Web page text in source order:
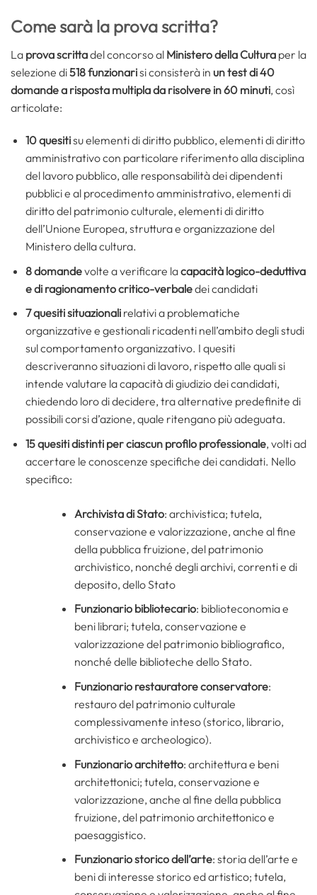
Come sarà la prova scritta?
La prova scrittadel concorso al Ministero della Cultura per la
selezione di518 funzionarisi consisterà in un test di 40
domande a risposta multipla da risolvere in 60 minuti, così
articolate:
10 quesitisu elementi di diritto pubblico, elementi di diritto
amministrativo con particolare riferimento alla disciplina
del lavoro pubblico, alle responsabilità dei dipendenti
pubblici e al procedimento amministrativo, elementi di
diritto del patrimonio culturale, elementi di diritto
dell’Unione Europea, struttura e organizzazione del
Ministero della cultura.
8 domandevolte a verificare lacapacità logico-deduttiva
e di ragionamento critico-verbaledei candidati
7 quesiti situazionalirelativi a problematiche
organizzative e gestionali ricadenti nell’ambito degli studi
sul comportamento organizzativo. I quesiti
descriveranno situazioni di lavoro, rispetto alle quali si
intende valutare la capacità di giudizio dei candidati,
chiedendo loro di decidere, tra alternative predefinite di
possibili corsi d’azione, quale ritengano più adeguata.
15 quesiti distinti per ciascun profilo professionale, volti ad
accertare le conoscenze specifiche dei candidati. Nello
specifico:
Archivista di Stato: archivistica; tutela,
conservazione e valorizzazione, anche al fine
della pubblica fruizione, del patrimonio
archivistico, nonché degli archivi, correnti e di
deposito, dello Stato
Funzionario bibliotecario: biblioteconomia e
beni librari; tutela, conservazione e
valorizzazione del patrimonio bibliografico,
nonché delle biblioteche dello Stato.
Funzionario restauratore conservatore:
restauro del patrimonio culturale
complessivamente inteso (storico, librario,
archivistico e archeologico).
Funzionario architetto: architettura e beni
architettonici; tutela, conservazione e
valorizzazione, anche al fine della pubblica
fruizione, del patrimonio architettonico e
paesaggistico.
Funzionario storico dell’arte: storia dell’arte e
beni di interesse storico ed artistico; tutela,